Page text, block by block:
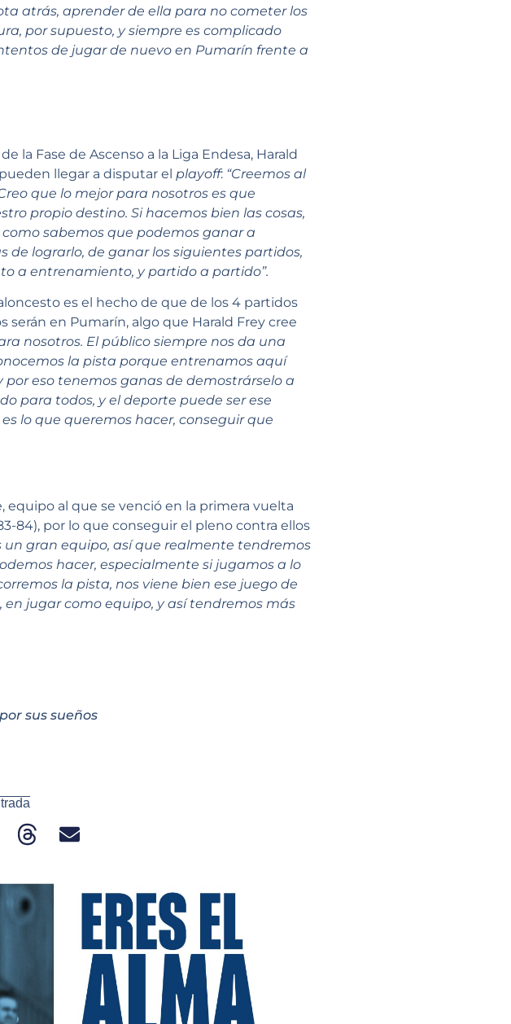
atrás, aprender de ella para no cometer los
por supuesto, y siempre es complicado
de jugar de nuevo en Pumarín frente a
la Fase de Ascenso a la Liga Endesa, Harald
llegar a disputar el playoff: “Creemos al
que lo mejor para nosotros es que
propio destino. Si hacemos bien las cosas,
sabemos que podemos ganar a
lograrlo, de ganar los siguientes partidos,
a entrenamiento, y partido a partido”.
es el hecho de que de los 4 partidos
en Pumarín, algo que Harald Frey cree
nosotros. El público siempre nos da una
la pista porque entrenamos aquí
eso tenemos ganas de demostrárselo a
para todos, y el deporte puede ser ese
lo que queremos hacer, conseguir que
equipo al que se venció en la primera vuelta
84), por lo que conseguir el pleno contra ellos
un gran equipo, así que realmente tendremos
hacer, especialmente si jugamos a lo
la pista, nos viene bien ese juego de
jugar como equipo, y así tendremos más
sus sueños